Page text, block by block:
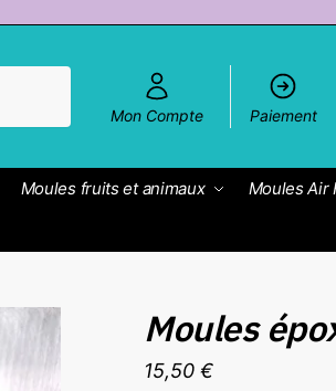
Mon Compte
Paiement
Moules fruits et animaux
Moules Air
Moules
15,50€